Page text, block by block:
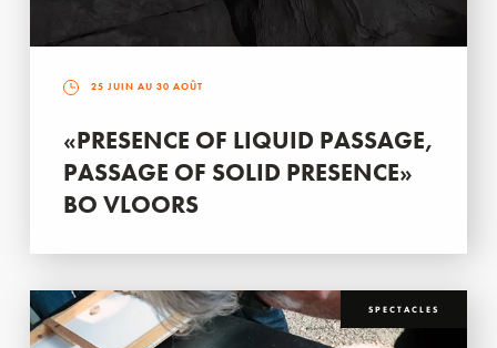
25 JUIN AU 30 AOÛT
«PRESENCE OF LIQUID PASSAGE,
PASSAGE OF SOLID PRESENCE»
BO VLOORS
SPECTACLES